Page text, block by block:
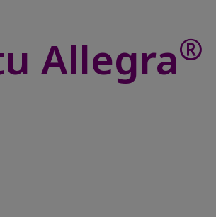
Allegra®